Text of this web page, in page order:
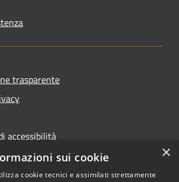
trasparente
accessibilità
×
sui cookie
cookie tecnici e assimilati strettamente